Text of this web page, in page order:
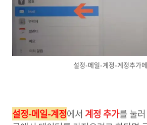
설정-메일-계정-계정추가
설정-메일-계정에서 계정 추가를 눌